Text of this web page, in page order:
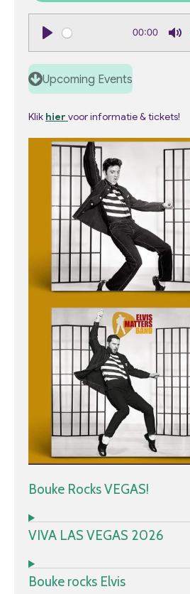
P
l
a
00:00
M
Upcoming Events
Klik hier voor informatie & tickets!
Bouke Rocks VEGAS!
VIVA LAS VEGAS 2026
Bouke rocks Elvis